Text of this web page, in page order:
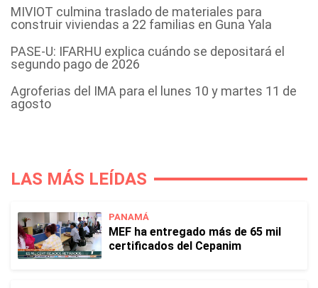
MIVIOT culmina traslado de materiales para
construir viviendas a 22 familias en Guna Yala
PASE-U: IFARHU explica cuándo se depositará el
segundo pago de 2026
Agroferias del IMA para el lunes 10 y martes 11 de
agosto
LAS MÁS LEÍDAS
PANAMÁ
MEF ha entregado más de 65 mil
certificados del Cepanim